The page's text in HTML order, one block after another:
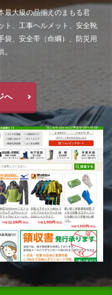
最大級の品揃えのまもる君
ト、工事ヘルメット、安全靴
袋、安全帯（命綱）、防災用
。
へ